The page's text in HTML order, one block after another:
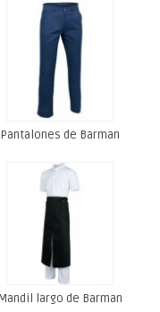
Pantalones de Barman
largo de Barman